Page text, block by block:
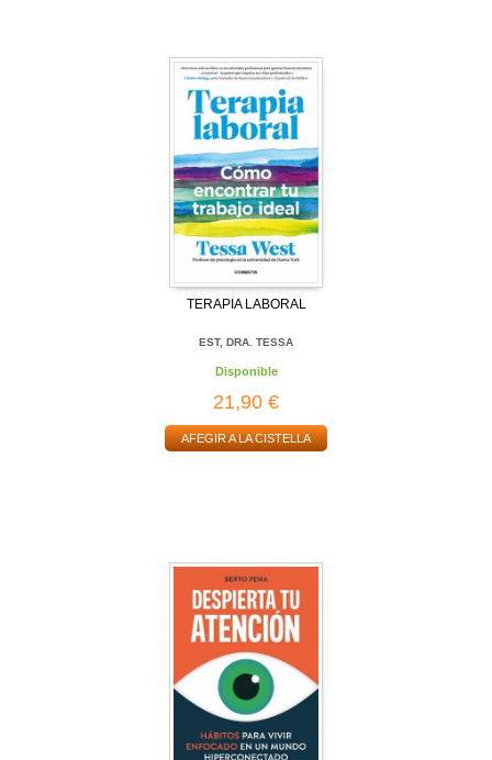
TERAPIA LABORAL
EST, DRA. TESSA
Disponible
21,90 €
AFEGIR A LA CISTELLA